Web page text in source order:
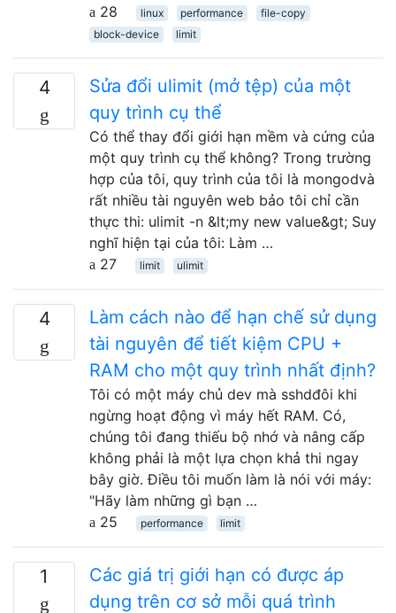
28
linux performance
file-copy
block-device
limit
4
Sửa đổi ulimit (mở tệp) của một
quy trình cụ thể
Có thể thay đổi giới hạn mềm và cứng của
một quy trình cụ thể không? Trong trường
hợp của tôi, quy trình của tôi là mongodvà
rất nhiều tài nguyên web bảo tôi chỉ cần
thực thi: ulimit -n &lt;my new value&gt; Suy
nghĩ hiện tại của tôi: Làm …
27
limit ulimit
4
Làm cách nào để hạn chế sử dụng
tài nguyên để tiết kiệm CPU +
RAM cho một quy trình nhất định?
Tôi có một máy chủ dev mà sshdđôi khi
ngừng hoạt động vì máy hết RAM. Có,
chúng tôi đang thiếu bộ nhớ và nâng cấp
không phải là một lựa chọn khả thi ngay
bây giờ. Điều tôi muốn làm là nói với máy:
"Hãy làm những gì bạn …
25
performance limit
1
Các giá trị giới hạn có được áp
dụng trên cơ sở mỗi quá trình